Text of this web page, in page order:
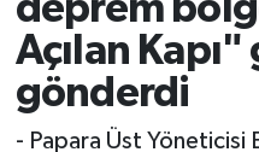
deprem
Açılan Kapı"
gönderdi
- Papara Üst Yöneticisi
Gündem
TFF 3.Lig 2.Grup